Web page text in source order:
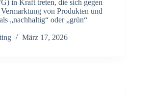
in Kraft treten, die sich gegen
von Produkten und
„nachhaltig“ oder „grün“
März 17, 2026